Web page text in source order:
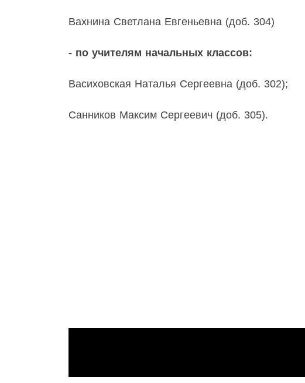
Вахнина Светлана Евгеньевна (доб. 304)
- по учителям начальных классов:
Васиховская Наталья Сергеевна (доб. 302);
Санников Максим Сергеевич (доб. 305).